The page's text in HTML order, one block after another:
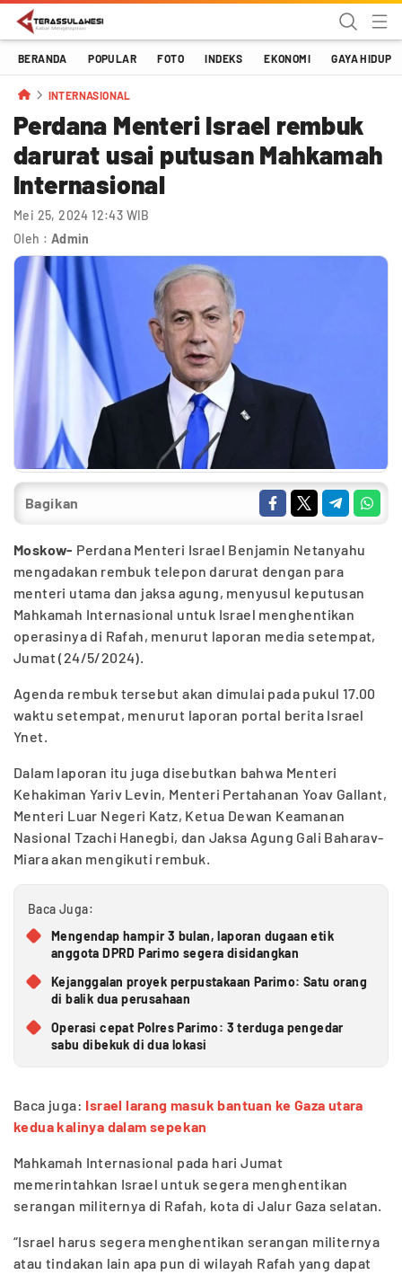
Terassulawesi
Kabar Menginspirasi
BERANDA POPULAR FOTO INDEKS EKONOMI GAYA HIDUP
INTERNASIONAL
Perdana Menteri Israel rembuk
darurat usai putusan Mahkamah
Internasional
Mei 25, 2024 12:43 WIB
Oleh : Admin
Bagikan
Moskow- Perdana Menteri Israel Benjamin Netanyahu
mengadakan rembuk telepon darurat dengan para
menteri utama dan jaksa agung, menyusul keputusan
Mahkamah Internasional untuk Israel menghentikan
operasinya di Rafah, menurut laporan media setempat,
Jumat (24/5/2024).
Agenda rembuk tersebut akan dimulai pada pukul 17.00
waktu setempat, menurut laporan portal berita Israel
Ynet.
Dalam laporan itu juga disebutkan bahwa Menteri
Kehakiman Yariv Levin, Menteri Pertahanan Yoav Gallant,
Menteri Luar Negeri Katz, Ketua Dewan Keamanan
Nasional Tzachi Hanegbi, dan Jaksa Agung Gali Baharav-
Miara akan mengikuti rembuk.
Baca Juga:
Mengendap hampir 3 bulan, laporan dugaan etik
anggota DPRD Parimo segera disidangkan
Kejanggalan proyek perpustakaan Parimo: Satu orang
di balik dua perusahaan
Operasi cepat Polres Parimo: 3 terduga pengedar
sabu dibekuk di dua lokasi
Baca juga: Israel larang masuk bantuan ke Gaza utara
kedua kalinya dalam sepekan
Mahkamah Internasional pada hari Jumat
memerintahkan Israel untuk segera menghentikan
serangan militernya di Rafah, kota di Jalur Gaza selatan.
“Israel harus segera menghentikan serangan militernya
atau tindakan lain apa pun di wilayah Rafah yang dapat